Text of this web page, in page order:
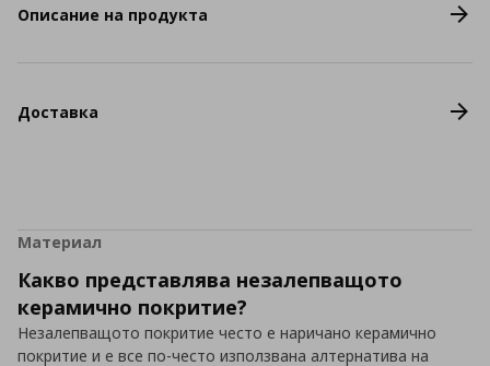
Описание на продукта
Доставка
Материал
Какво представлява незалепващото
керамично покритие?
Незалепващото покритие често е наричано керамично
покритие и е все по-често използвана алтернатива на